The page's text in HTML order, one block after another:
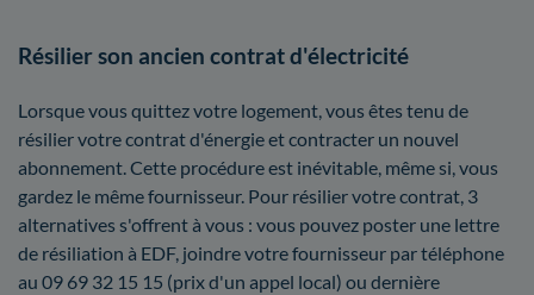
Résilier son ancien contrat d'électricité
Lorsque vous quittez votre logement, vous êtes tenu de
résilier votre contrat d'énergie et contracter un nouvel
abonnement. Cette procédure est inévitable, même si, vous
gardez le même fournisseur. Pour résilier votre contrat, 3
alternatives s'offrent à vous : vous pouvez poster une lettre
de résiliation à EDF, joindre votre fournisseur par téléphone
au 09 69 32 15 15 (prix d'un appel local) ou dernière